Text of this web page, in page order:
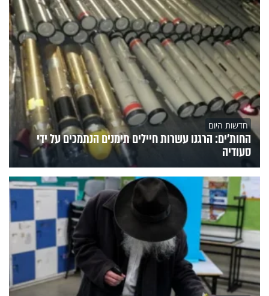
חדשות היום
החות'ים: הרגנו עשרות חיילים תימנים הנתמכים על ידי
סעודיה